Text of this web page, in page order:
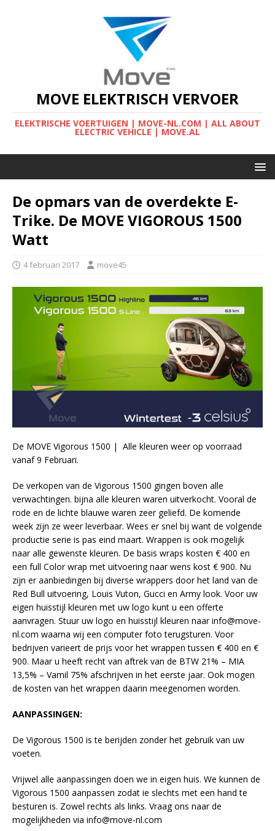
MOVE ELEKTRISCH VERVOER
ELEKTRISCHE VOERTUIGEN | MOVE-NL.COM | ALL ABOUT
ELECTRIC VEHICLE | MOVE.AL
De opmars van de overdekte E-
Trike. De MOVE VIGOROUS 1500
Watt
4 februari 2017 move45
De MOVE Vigorous 1500 | Alle kleuren weer op voorraad
vanaf 9 Februari.
De verkopen van de Vigorous 1500 gingen boven alle
verwachtingen. bijna alle kleuren waren uitverkocht. Vooral de
rode en de lichte blauwe waren zeer geliefd. De komende
week zijn ze weer leverbaar. Wees er snel bij want de volgende
productie serie is pas eind maart. Wrappen is ook mogelijk
naar alle gewenste kleuren. De basis wraps kosten € 400 en
een full Color wrap met uitvoering naar wens kost € 900. Nu
zijn er aanbiedingen bij diverse wrappers door het land van de
Red Bull uitvoering, Louis Vuton, Gucci en Army look. Voor uw
eigen huisstijl kleuren met uw logo kunt u een offerte
aanvragen. Stuur uw logo en huisstijl kleuren naar info@move-
nl.com waarna wij een computer foto terugsturen. Voor
bedrijven varieert de prijs voor het wrappen tussen € 400 en €
900. Maar u heeft recht van aftrek van de BTW 21% – MIA
13,5% – Vamil 75% afschrijven in het eerste jaar. Ook mogen
de kosten van het wrappen daarin meegenomen worden.
AANPASSINGEN:
De Vigorous 1500 is te berijden zonder het gebruik van uw
voeten.
Vrijwel alle aanpassingen doen we in eigen huis. We kunnen de
Vigorous 1500 aanpassen zodat ie slechts met een hand te
besturen is. Zowel rechts als links. Vraag ons naar de
mogelijkheden via info@move-nl.com